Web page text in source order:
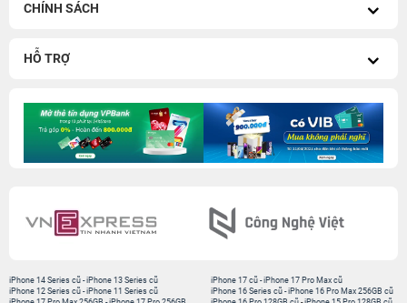
CHÍNH SÁCH
HỖ TRỢ
iPhone 14 Series cũ -iPhone 13 Series cũ
iPhone 12 Series cũ -iPhone 11 Series cũ
iPhone 17 cũ-iPhone 17 Pro Max cũ
iPhone 16 Series cũ- iPhone 16 Pro Max 256GB cũ